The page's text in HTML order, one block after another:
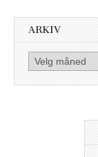
ARKIV
Arkiv